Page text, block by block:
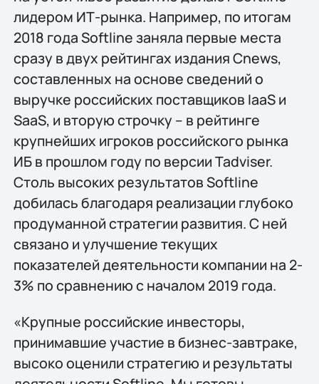
лидером ИТ-рынка. Например, по итогам
2018 года Softline заняла первые места
сразу в двух рейтингах издания Cnews,
составленных на основе сведений о
выручке российских поставщиков IaaS и
SaaS, и вторую строчку – в рейтинге
крупнейших игроков российского рынка
ИБ в прошлом году по версии Tadviser.
Столь высоких результатов Softline
добилась благодаря реализации глубоко
продуманной стратегии развития. С ней
связано и улучшение текущих
показателей деятельности компании на 2-
3% по сравнению с началом 2019 года.
«Крупные российские инвесторы,
принимавшие участие в бизнес-завтраке,
высоко оценили стратегию и результаты